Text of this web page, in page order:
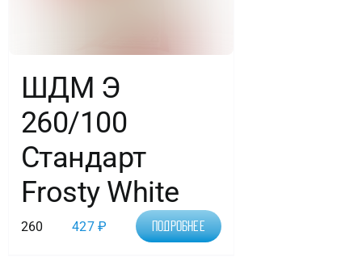
Латексный
шар
ШДМ Э
260/100
Стандарт
Frosty White
260 427₽ Подробнее